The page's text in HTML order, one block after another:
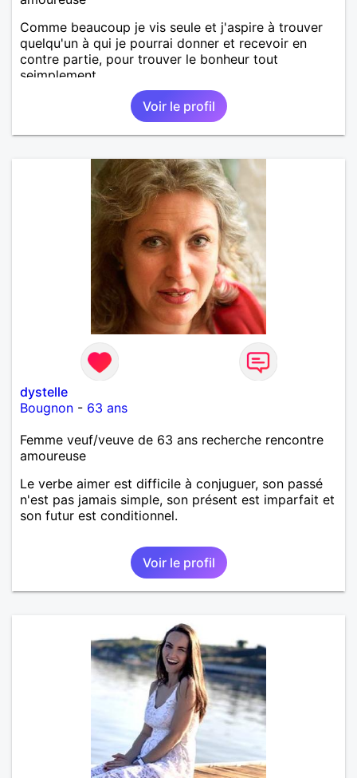
Comme beaucoup je vis seule et j'aspire à trouver
quelqu'un à qui je pourrai donner et recevoir en
contre partie, pour trouver le bonheur tout
seimplement.
Voir le profil
dystelle
Bougnon - 63 ans
Femme veuf/veuve de 63 ans recherche rencontre
amoureuse
Le verbe aimer est difficile à conjuguer, son passé
n'est pas jamais simple, son présent est imparfait et
son futur est conditionnel.
Voir le profil